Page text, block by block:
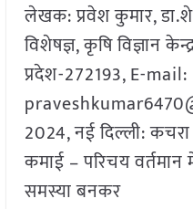
लेखक: प्रवेश कुमार,
विशेषज्ञ, कृषि विज्ञान
प्रदेश-272193, E-mail:
2024, नई दिल्ली:
कमाई – परिचय
समस्या बनकर